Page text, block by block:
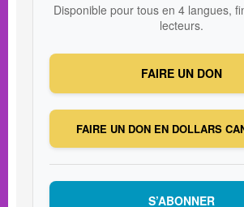
Disponible pour tous en 4 langues,
lecteurs.
FAIRE UN DON
FAIRE UN DON EN DOLLARS
S’ABONNER